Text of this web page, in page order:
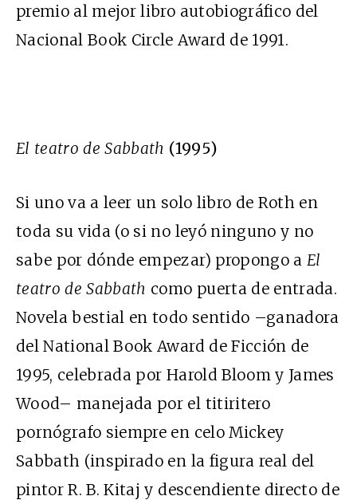
premio al mejor libro autobiográfico del
Nacional Book Circle Award de 1991.
El teatro de Sabbath (1995)
Si uno va a leer un solo libro de Roth en
toda su vida (o si no leyó ninguno y no
sabe por dónde empezar) propongo a El
teatro de Sabbath como puerta de entrada.
Novela bestial en todo sentido –ganadora
del National Book Award de Ficción de
1995, celebrada por Harold Bloom y James
Wood– manejada por el titiritero
pornógrafo siempre en celo Mickey
Sabbath (inspirado en la figura real del
pintor R. B. Kitaj y descendiente directo de